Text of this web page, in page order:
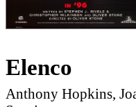
Elenco
Anthony Hopkins,